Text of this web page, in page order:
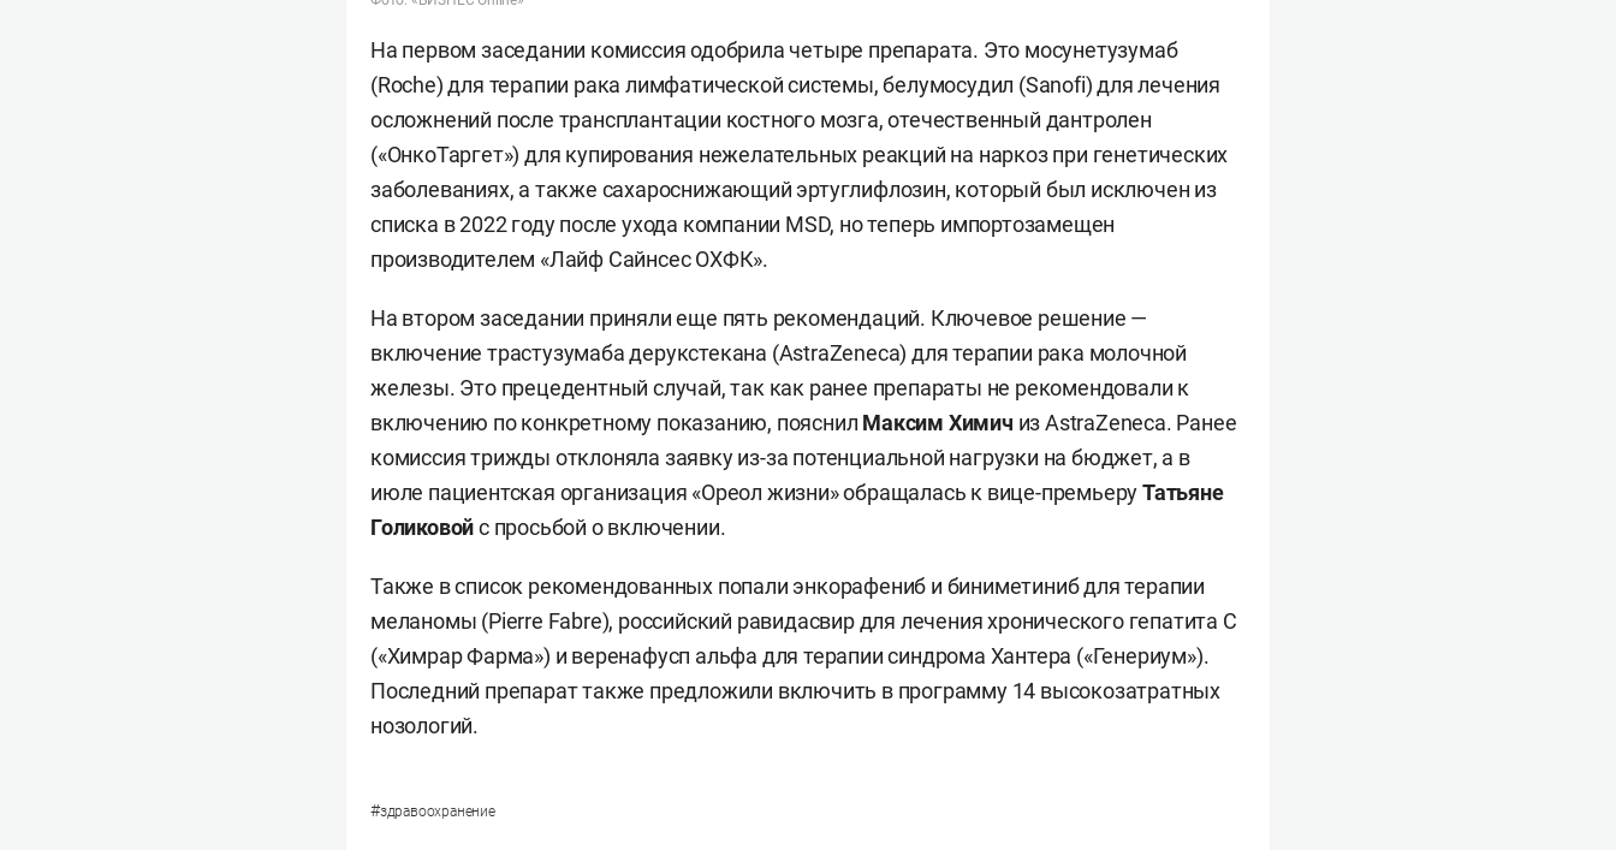
На первом заседании комиссия одобрила четыре препарата. Это мосунетузумаб
(Roche) для терапии рака лимфатической системы, белумосудил (Sanofi) для лечения
осложнений после трансплантации костного мозга, отечественный дантролен
(«ОнкоТаргет») для купирования нежелательных реакций на наркоз при генетических
заболеваниях, а также сахароснижающий эртуглифлозин, который был исключен из
списка в 2022 году после ухода компании MSD, но теперь импортозамещен
производителем «Лайф Сайнсес ОХФК».
На втором заседании приняли еще пять рекомендаций. Ключевое решение —
включение трастузумаба дерукстекана (AstraZeneca) для терапии рака молочной
железы. Это прецедентный случай, так как ранее препараты не рекомендовали к
включению по конкретному показанию, пояснил Максим Химич из AstraZeneca. Ранее
комиссия трижды отклоняла заявку из-за потенциальной нагрузки на бюджет, а в
июле пациентская организация «Ореол жизни» обращалась к вице-премьеруТатьяне
Голиковойс просьбой о включении.
Также в список рекомендованных попали энкорафениб и биниметиниб для терапии
меланомы (Pierre Fabre), российский равидасвир для лечения хронического гепатита С
(«Химрар Фарма») и веренафусп альфа для терапии синдрома Хантера («Генериум»).
Последний препарат также предложили включить в программу 14 высокозатратных
нозологий.
#здравоохранение